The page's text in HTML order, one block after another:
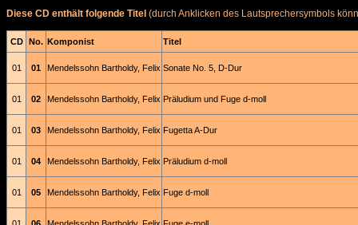
Diese CD enthält folgende Titel (durch Anklicken des Lautsprechersymbols
CD No. Komponist Titel
01 01 Mendelssohn Bartholdy, Felix Sonate No. 5, D-Dur
01 02 Mendelssohn Bartholdy, Felix Präludium und Fuge d-moll
01 03 Mendelssohn Bartholdy, Felix Fugetta A-Dur
01 04 Mendelssohn Bartholdy, Felix Präludium d-moll
01 05 Mendelssohn Bartholdy, Felix Fuge d-moll